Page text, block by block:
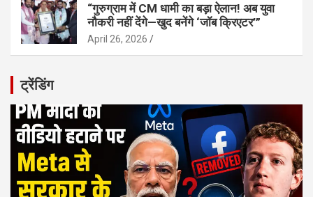
“गुरुग्राम में CM धामी का बड़ा ऐलान! अब युवा
नौकरी नहीं देंगे—खुद बनेंगे ‘जॉब क्रिएटर’”
April 26, 2026
ट्रेंडिंग